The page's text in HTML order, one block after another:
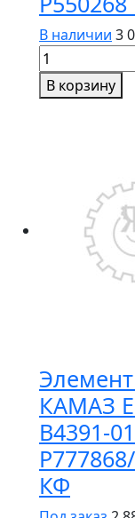
Donaldson
В наличии 3
Количество
товара
Фильтр
В корзину
КАМАЗ
В4391-
КФ